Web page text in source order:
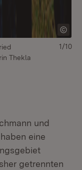
Thekla
1/10
und
eine
getrennten